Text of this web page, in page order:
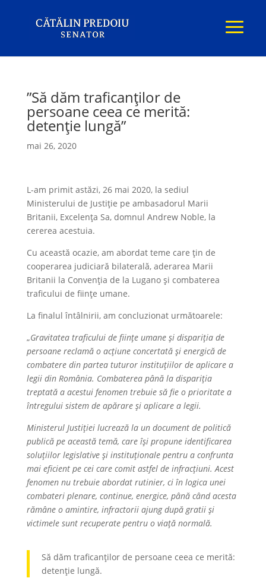
”Să dăm traficanților de
persoane ceea ce merită:
detenție lungă”
mai 26, 2020
L-am primit astăzi, 26 mai 2020, la sediul
Ministerului de Justiție pe ambasadorul Marii
Britanii, Excelența Sa, domnul Andrew Noble, la
cererea acestuia.
Cu această ocazie, am abordat teme care ţin de
cooperarea judiciară bilaterală, aderarea Marii
Britanii la Convenția de la Lugano și combaterea
traficului de ființe umane.
La finalul întâlnirii, am concluzionat următoarele:
„Gravitatea traficului de ființe umane și dispariția de
persoane reclamă o acțiune concertată și energică de
combatere din partea tuturor instituțiilor de aplicare a
legii din România. Combaterea până la dispariția
treptată a acestui fenomen trebuie să fie o prioritate a
întregului sistem de apărare și aplicare a legii.
Ministerul Justiției lucrează la un document de politică
publică pe această temă, care își propune identificarea
soluțiilor legislative și instituționale pentru a confrunta
mai eficient pe cei care comit astfel de infracțiuni. Acest
fenomen nu trebuie abordat rutinier, ci în logica unei
combateri plenare, continue, energice, până când acesta
rămâne o amintire, infractorii ajung după gratii și
victimele sunt recuperate pentru o viață normală.
Să dăm traficanților de persoane ceea ce merită:
detenție lungă.